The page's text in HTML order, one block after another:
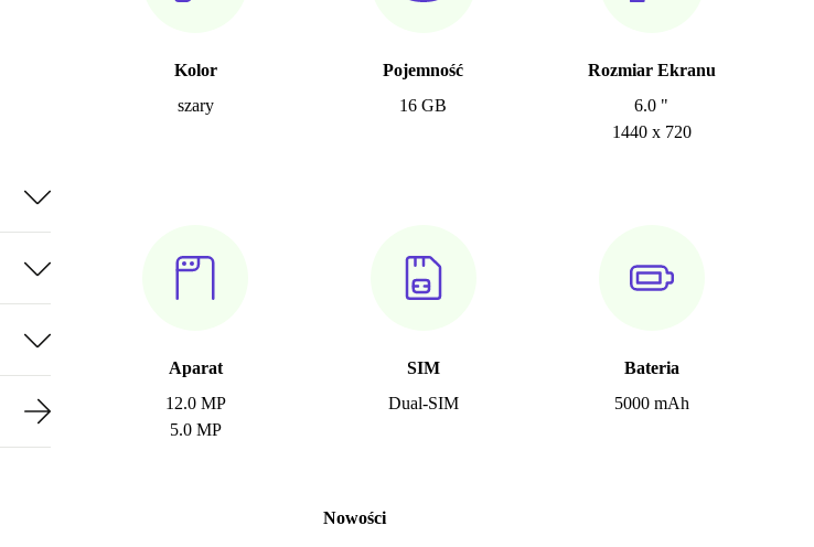
Kolor
szary
Pojemność
16 GB
Rozmiar Ekranu
6.0 "
1440 x 720
Aparat
12.0 MP
5.0 MP
SIM
Dual-SIM
Bateria
5000 mAh
Nowości